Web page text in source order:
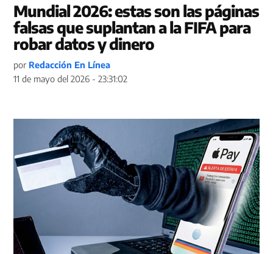
Mundial 2026: estas son las páginas
falsas que suplantan a la FIFA para
robar datos y dinero
por Redacción En Línea
11 de mayo del 2026 - 23:31:02